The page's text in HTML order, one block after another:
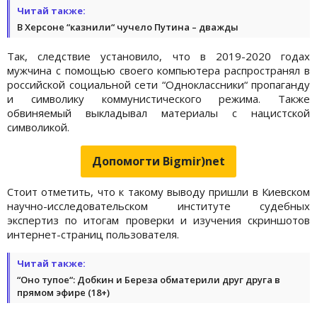
Читай также:
В Херсоне “казнили“ чучело Путина – дважды
Так, следствие установило, что в 2019-2020 годах
мужчина с помощью своего компьютера распространял в
российской социальной сети “Одноклассники“ пропаганду
и символику коммунистического режима. Также
обвиняемый выкладывал материалы с нацистской
символикой.
Допомогти Bigmir)net
Стоит отметить, что к такому выводу пришли в Киевском
научно-исследовательском институте судебных
экспертиз по итогам проверки и изучения скриншотов
интернет-страниц пользователя.
Читай также:
“Оно тупое“: Добкин и Береза обматерили друг друга в
прямом эфире (18+)